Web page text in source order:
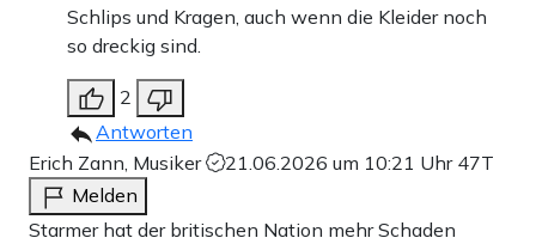
Schlips und Kragen, auch wenn die Kleider noch
so dreckig sind.
2
Antworten
Erich Zann, Musiker
21.06.2026 um 10:21 Uhr 47T
Melden
Starmer hat der britischen Nation mehr Schaden